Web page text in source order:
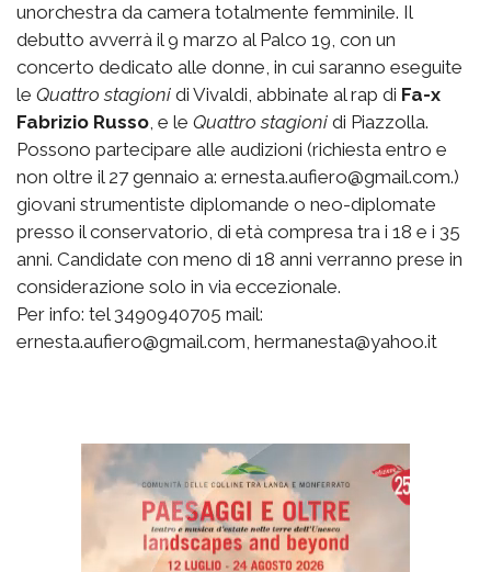
unorchestra da camera totalmente femminile. Il
debutto avverrà il 9 marzo al Palco 19, con un
concerto dedicato alle donne, in cui saranno eseguite
le  Quattro stagioni  di Vivaldi, abbinate al rap di Fa-x
Fabrizio Russo, e le  Quattro stagioni  di Piazzolla.
Possono partecipare alle audizioni (richiesta entro e
non oltre il 27 gennaio a: ernesta.aufiero@gmail.com.)
giovani strumentiste diplomande o neo-diplomate
presso il conservatorio, di età compresa tra i 18 e i 35
anni. Candidate con meno di 18 anni verranno prese in
considerazione solo in via eccezionale.
Per info: tel 3490940705 mail:
ernesta.aufiero@gmail.com, hermanesta@yahoo.it